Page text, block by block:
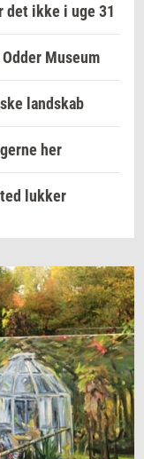
det ikke i uge 31
Museum
landskab
her
lukker